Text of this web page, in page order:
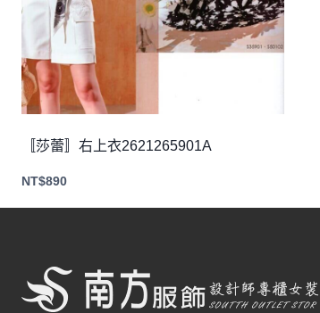
〚莎蕾〛右上衣2621265901A
NT$890